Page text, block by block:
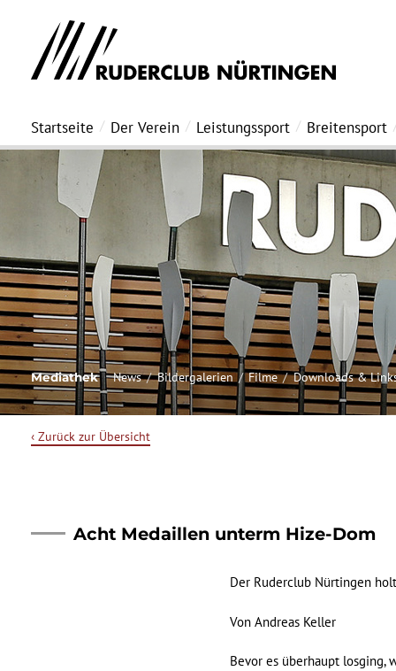
Startseite Der Verein Leistungssport Breitensport
Mediathek News Bildergalerien Filme Downloads &
‹ Zurück zur Übersicht
Acht Medaillen unterm Hize-Dom
Der Ruderclub Nürtingen
Von Andreas Keller
Bevor es überhaupt losging,